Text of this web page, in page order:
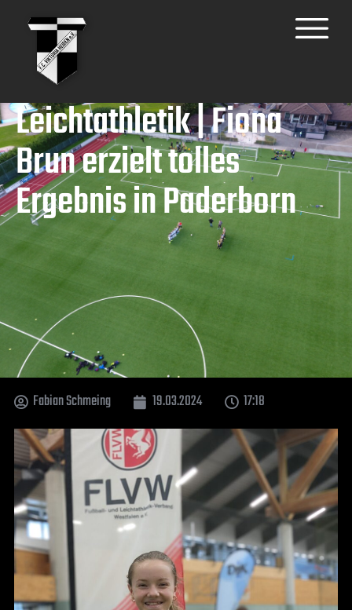
Leichtathletik | Fiona
Brun erzielt tolles
Ergebnis in Paderborn
Fabian Schmeing 19.03.2024 17:18